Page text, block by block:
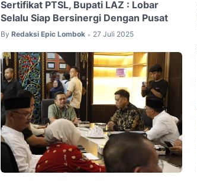
Sertifikat PTSL, Bupati LAZ : Lobar
Selalu Siap Bersinergi Dengan Pusat
By Redaksi Epic Lombok • 27 Juli 2025